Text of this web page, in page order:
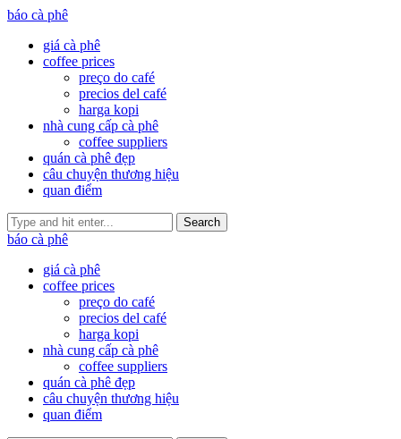
báo cà phê
giá cà phê
coffee prices
preço do café
precios del café
harga kopi
nhà cung cấp cà phê
coffee suppliers
quán cà phê đẹp
câu chuyện thương hiệu
quan điểm
Search
báo cà phê
giá cà phê
coffee prices
preço do café
precios del café
harga kopi
nhà cung cấp cà phê
coffee suppliers
quán cà phê đẹp
câu chuyện thương hiệu
quan điểm